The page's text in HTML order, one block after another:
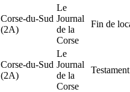
Corse-du-Sud
(2A)
Le
Journal
de la
Corse
Fin de
Corse-du-Sud
(2A)
Le
Journal
de la
Corse